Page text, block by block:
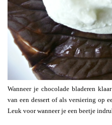
Wanneer je chocolade bladeren
van een dessert of als versiering op
Leuk voor wanneer je een beetje